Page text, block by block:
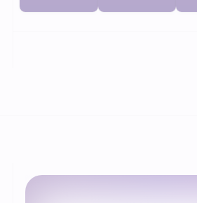
facturation.